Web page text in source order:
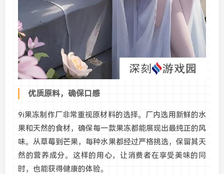
优质原料，确保口感
9i果冻制作厂非常重视原材料的选择。厂内选用新鲜的水
果和天然的食材，确保每一款果冻都能展现出最纯正的风
味。从草莓到芒果，每种水果都经过严格挑选，保留其天
然的营养成分。这样的用心，让消费者在享受美味的同
时，也能获得健康的体验。